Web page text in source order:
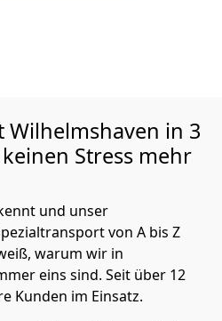
Wilhelmshaven in 3
Stress mehr
und unser
von A bis Z
warum wir in
eins sind. Seit über 12
Kunden im Einsatz.